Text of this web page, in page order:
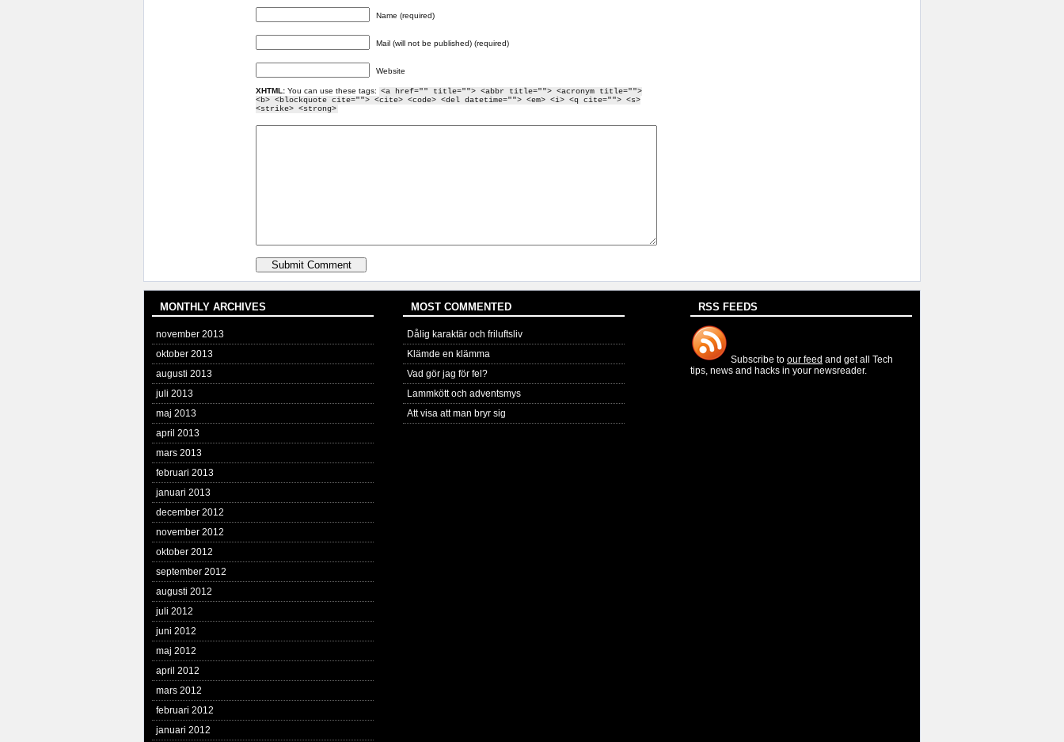
Name (required)
Mail (will not be published) (required)
Website
XHTML: You can use these tags: <a href="" title=""> <abbr title=""> <acronym title="">
<b> <blockquote cite=""> <cite> <code> <del datetime=""> <em> <i> <q cite=""> <s>
<strike> <strong>
MONTHLY ARCHIVES
november 2013
oktober 2013
augusti 2013
juli 2013
maj 2013
april 2013
mars 2013
februari 2013
januari 2013
december 2012
november 2012
oktober 2012
september 2012
augusti 2012
juli 2012
juni 2012
maj 2012
april 2012
mars 2012
februari 2012
januari 2012
MOST COMMENTED
Dålig karaktär och friluftsliv
Klämde en klämma
Vad gör jag för fel?
Lammkött och adventsmys
Att visa att man bryr sig
RSS FEEDS
Subscribe to our feed and get all Tech
tips, news and hacks in your newsreader.